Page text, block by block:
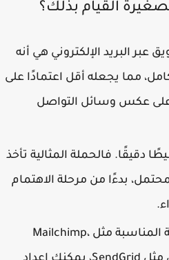
القيام بذلك؟
عبر البريد الإلكتروني هي أنه
مما يجعله أقل اعتمادًا على
عكس وسائل التواصل
فالحملة المثالية تأخذ
بدءًا من مرحلة الاهتمام
باستخدام أدوات الأتمتة المناسبة مثل Mailchimp،